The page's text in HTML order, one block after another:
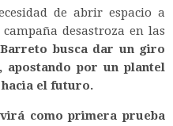
de abrir espacio a
desastroza en las
Barreto busca dar un giro
apostando por un plantel
el futuro.
como primera prueba